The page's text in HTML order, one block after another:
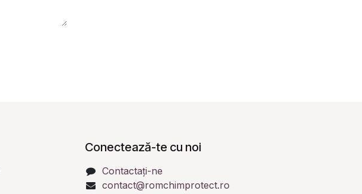
Conectează-te cu noi
Contactați-ne
contact@romchimprotect.ro